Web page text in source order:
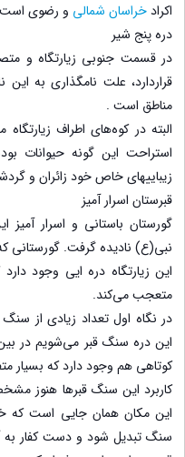
اکراد خراسان شمالی و رضوی
دره پنج شیر
در قسمت جنوبی زیارتگاه و
قراردارد، علت نامگذاری به
مناطق است .
البته در کوه‌های اطراف
استراحت این گونه حیوانات
زیباییهای خاص خود زائران و
قبرستان اسرار آمیز
گورستان باستانی و اسرار آمیز
نبی(ع) نادیده گرفت.
این زیارتگاه دره ایی وجود
متعجب می‌کند.
در نگاه اول تعداد زیادی از سنگ
این دره سنگ قبر می‌شویم در
کوتاهی هم وجود دارد که بسیار
کاربرد این سنگ قبرها هنوز
این مکان همان جایی است که
سنگ تبدیل شود و دست کفار به